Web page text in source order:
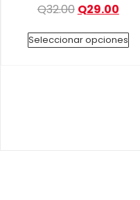
Q32.00 Q29.00
Seleccionar opciones